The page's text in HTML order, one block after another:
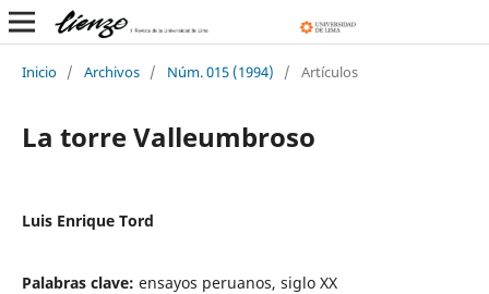
Inicio / Archivos / Núm. 015 (1994) / Artículos
La torre Valleumbroso
Luis Enrique Tord
Palabras clave: ensayos peruanos, siglo XX